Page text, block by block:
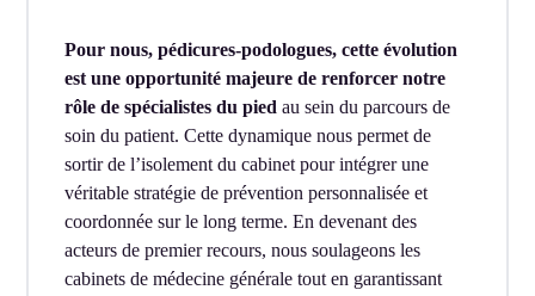
Pour nous, pédicures-podologues, cette évolution
est une opportunité majeure de renforcer notre
rôle de spécialistes du pied au sein du parcours de
soin du patient. Cette dynamique nous permet de
sortir de l’isolement du cabinet pour intégrer une
véritable stratégie de prévention personnalisée et
coordonnée sur le long terme. En devenant des
acteurs de premier recours, nous soulageons les
cabinets de médecine générale tout en garantissant